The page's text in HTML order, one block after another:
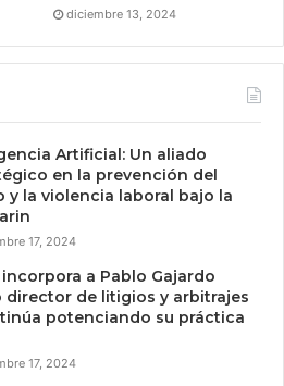
diciembre 13, 2024
Artificial: Un aliado
en la prevención del
y la violencia laboral bajo la
17, 2024
incorpora a Pablo Gajardo
director de litigios y arbitrajes
potenciando su práctica
17, 2024